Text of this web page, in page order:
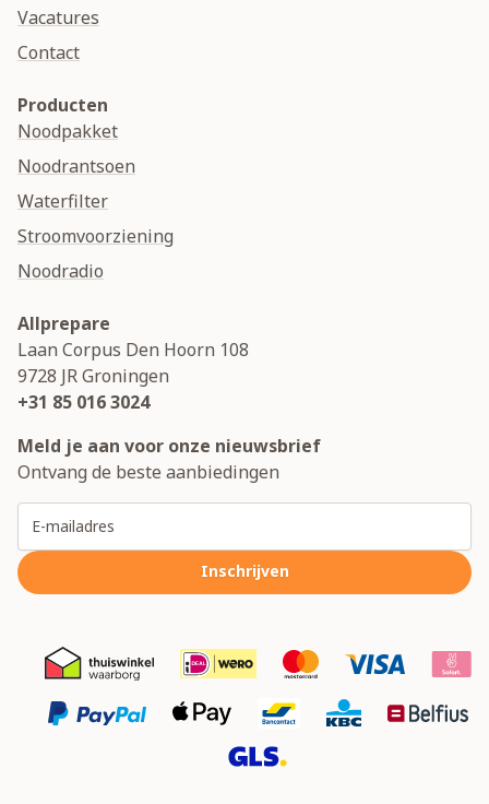
Vacatures
Contact
Producten
Noodpakket
Noodrantsoen
Waterfilter
Stroomvoorziening
Noodradio
Allprepare
Laan Corpus Den Hoorn 108
9728 JRGroningen
+31 85 016 3024
Meld je aan voor onze nieuwsbrief
Ontvang de beste aanbiedingen
Inschrijven